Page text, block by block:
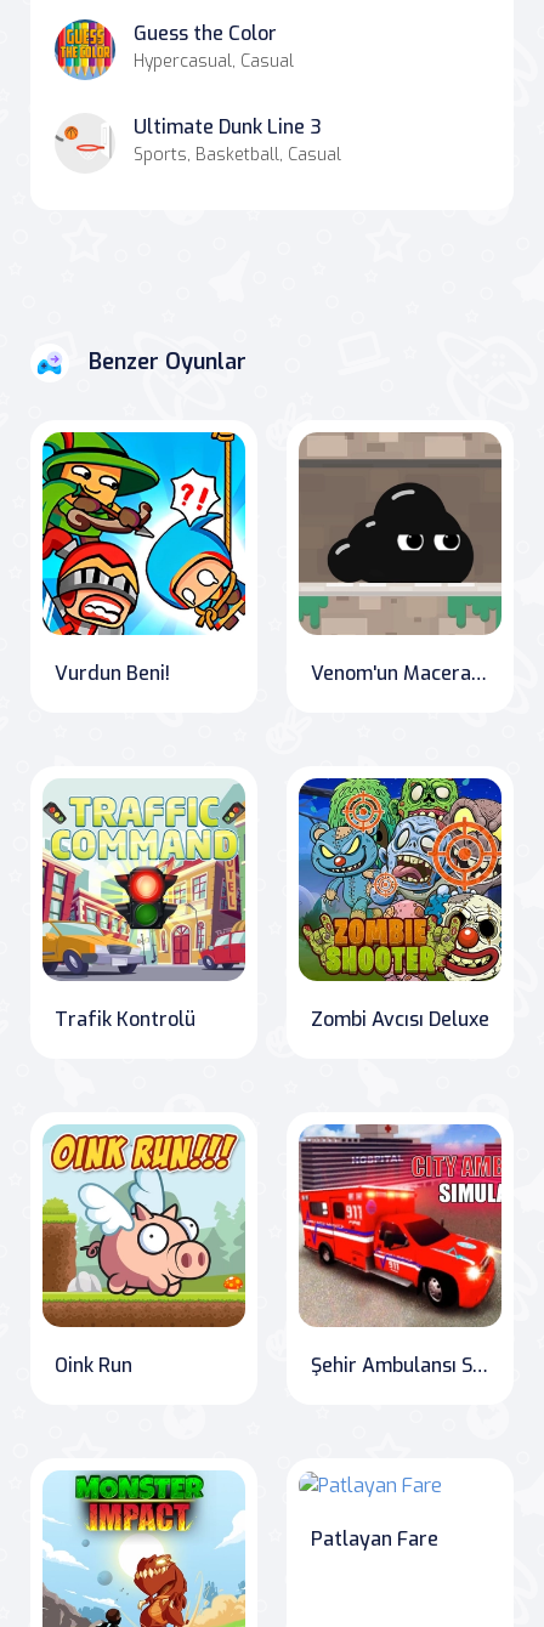
Guess the Color
Hypercasual, Casual
Ultimate Dunk Line 3
Sports, Basketball, Casual
Benzer Oyunlar
Vurdun Beni! Venom'un Maceraları
Trafik Kontrolü Zombi Avcısı Deluxe
Oink Run Şehir Ambulansı Simülatörü
Patlayan Fare